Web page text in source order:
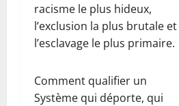
racisme le plus hideux,
l’exclusion la plus brutale et
l’esclavage le plus primaire.
Comment qualifier un
Système qui déporte, qui